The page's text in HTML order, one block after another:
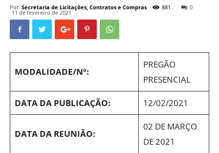
Por Secretaria de Licitações, Contratos e Compras -
11 de fevereiro de 2021
881 0
MODALIDADE/Nº:
PREGÃO
PRESENCIAL
DATA DA PUBLICAÇÃO: 12/02/2021
DATA DA REUNIÃO:
02 DE MARÇO
DE 2021